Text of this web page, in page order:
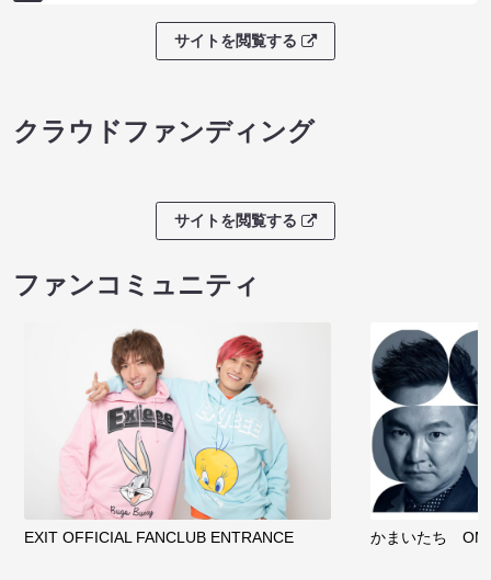
サイトを閲覧する
クラウドファンディング
サイトを閲覧する
ファンコミュニティ
EXIT OFFICIAL FANCLUB ENTRANCE かまいたち